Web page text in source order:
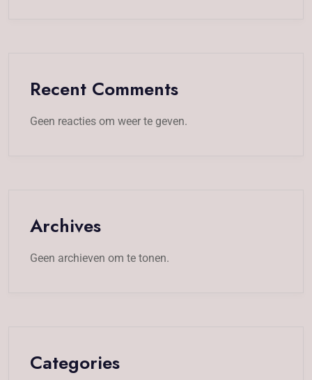
Recent Comments
Geen reacties om weer te geven.
Archives
Geen archieven om te tonen.
Categories